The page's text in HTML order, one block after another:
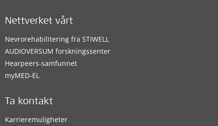
Nettverket vårt
Nevrorehabilitering fra STIWELL
AUDIOVERSUM forskningssenter
Hearpeers-samfunnet
myMED‑EL
Ta kontakt
Karrieremuligheter